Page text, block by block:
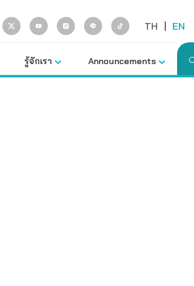
TH | EN
รู้จักเรา Announcements